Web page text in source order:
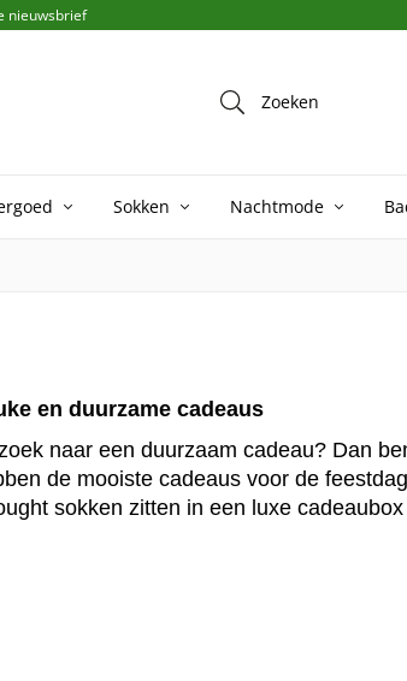
nieuwsbrief
Zoeken
Sokken Nachtmode
en duurzame cadeaus
naar een duurzaam cadeau? Dan
de mooiste cadeaus voor de
sokken zitten in een luxe